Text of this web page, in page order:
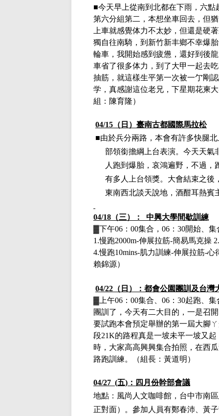
■今天早上從南到北都在下雨，六
第六分組第二，本想坐車回去，但
上車就感覺体力不太妙，但還是硬
獨自往南騎，到新竹新丰鄉不幸爆
輪車，我開始感到疲憊，還好到後
車省了很多体力，到了大甲一起去
抽筋，就這樣生平第一次被一亇剛
学，真感謝這位老兄，下星期花柬
組：陳育隆）
04/15（日）臺南古都國際馬拉松
■由於兵分兩路，本會有許多快腿
部領銜擔綱上台表演。今天天氣
人跑到爆胎，哀鴻遍野，不過
有多人上台領獎。大會結束之後
東南西北談天說地，酒酣耳熱賓
04/18（三）： 中興大學間歇訓練
▓下午06：00集合，06：30開始、
1.慢跑2000m-伸展拉筋-簡易馬克操
4.慢跑10mins-肌力訓練-伸展拉筋-心
賴錦源）
04/22（日）：都會公園團訓 及台灣
▓上午06：00集合、06：30起跑、
團訓了，今天有二大目的，一是召
要試跑本會預定舉辦的第一屆大腳
段21K的路程真是一坡未平一坡又
時，大家高高興興集合拍照，在西
路跑訓練。（組長：黃道明）
04/27 (五)：四月份幹部會議
地點：風尚人文咖啡館，台中市南
正對面）。 參加人員有鄭春沛、黃